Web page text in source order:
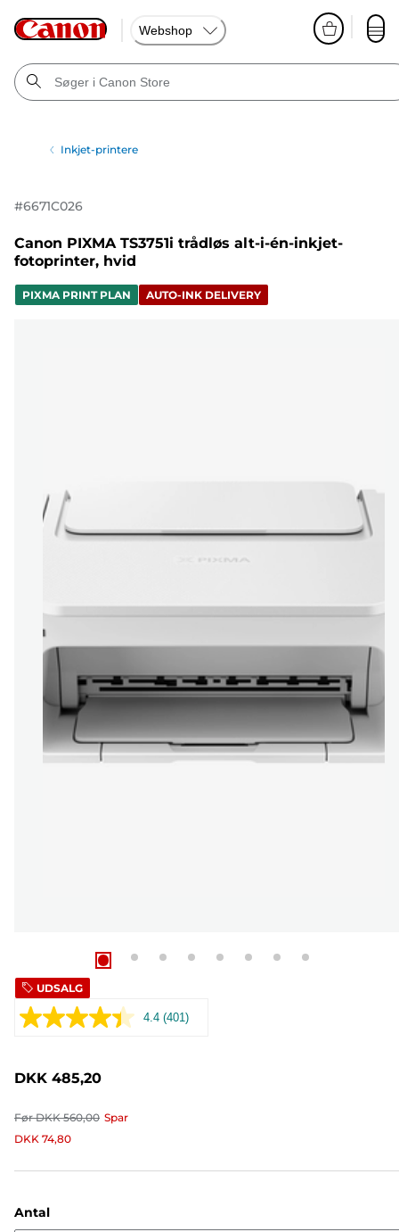
Webshop
Inkjet-printere
#6671C026
Canon PIXMA TS3751i trådløs alt-i-én-inkjet-
fotoprinter, hvid
PIXMA PRINT PLAN AUTO-INK DELIVERY
UDSALG
4.4 Læs
(401)
DKK 485,20
FørDKK 560,00 Spar
DKK 74,80
Antal